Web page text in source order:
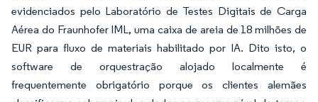
evidenciados pelo Laboratório de Testes Digitais de Carga
Aérea do Fraunhofer IML, uma caixa de areia de 18 milhões de
EUR para fluxo de materiais habilitado por IA. Dito isto, o
software de orquestração alojado localmente é
frequentemente obrigatório porque os clientes alemães